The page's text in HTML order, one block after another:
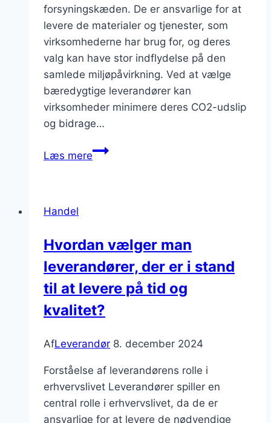
forsyningskæden. De er ansvarlige for at
levere de materialer og tjenester, som
virksomhederne har brug for, og deres
valg kan have stor indflydelse på den
samlede miljøpåvirkning. Ved at vælge
bæredygtige leverandører kan
virksomheder minimere deres CO2-udslip
og bidrage…
Læs mereLeverandørens
aftryk
i
forsyningskæden
Handel
Hvordan vælger man
leverandører, der er i stand
til at levere på tid og
kvalitet?
AfLeverandør 8. december 2024
Forståelse af leverandørens rolle i
erhvervslivet Leverandører spiller en
central rolle i erhvervslivet, da de er
ansvarlige for at levere de nødvendige